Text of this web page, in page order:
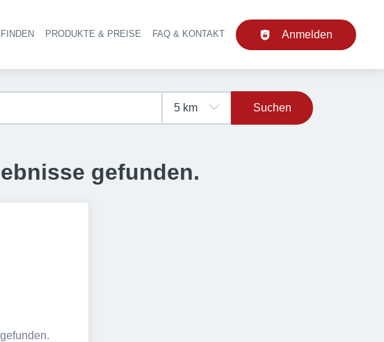
Haupt-Navigation
PRODUKTE & PREISE FAQ & KONTAKT Anmelden
Suchen
gefunden.